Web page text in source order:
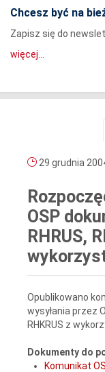
Chcesz być na
Zapisz się do
więcej...
29 grudnia
OSP
RHRUS,
Opublikowano
wysyłania przez
RHKRUS z
Dokumenty do
Komunikat